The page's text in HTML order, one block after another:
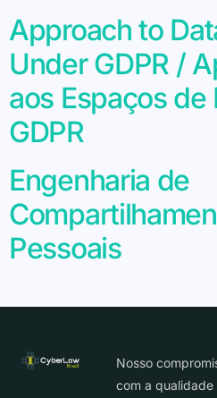
Approach to
Under GDPR /
aos Espaços de
GDPR
Engenharia de
Pessoais
Nosso
com a qualidade